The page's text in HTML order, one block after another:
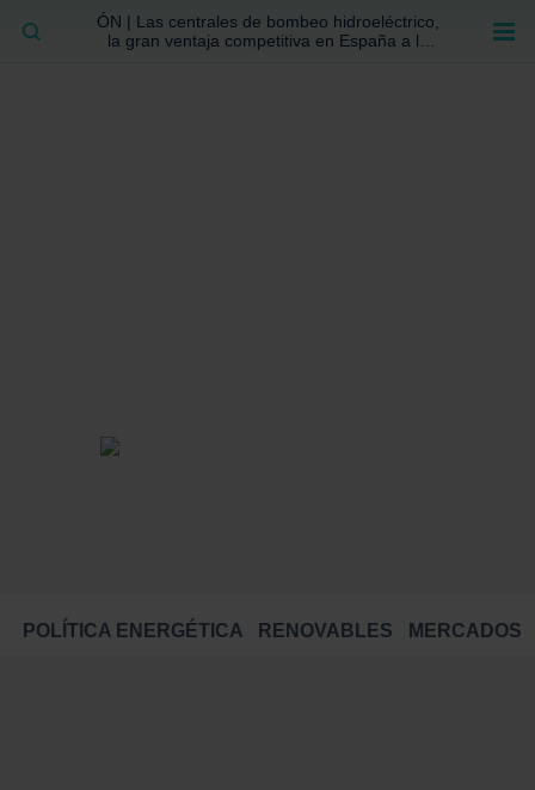
ÓN | Las centrales de bombeo hidroeléctrico,
la gran ventaja competitiva en España a la
POLÍTICA ENERGÉTICA RENOVABLES MERCADOS
BUSCAR